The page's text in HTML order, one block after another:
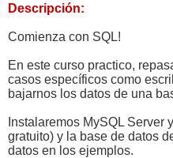
Descripción:
Comienza con SQL!
En este curso practico,
casos específicos como
bajarnos los datos de una
Instalaremos MySQL Server
gratuito) y la base de datos
datos en los ejemplos.